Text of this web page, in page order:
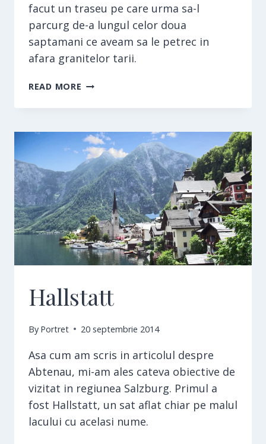
facut un traseu pe care urma sa-l
parcurg de-a lungul celor doua
saptamani ce aveam sa le petrec in
afara granitelor tarii.
READ MORE ABTENAU
Hallstatt
By Portret 20 septembrie 2014
Asa cum am scris in articolul despre
Abtenau, mi-am ales cateva obiective de
vizitat in regiunea Salzburg. Primul a
fost Hallstatt, un sat aflat chiar pe malul
lacului cu acelasi nume.